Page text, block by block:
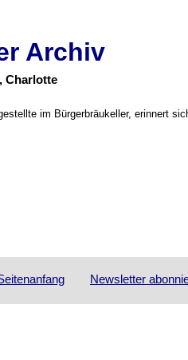
Archiv
Charlotte
im Bürgerbräukeller, erinnert
Newsletter